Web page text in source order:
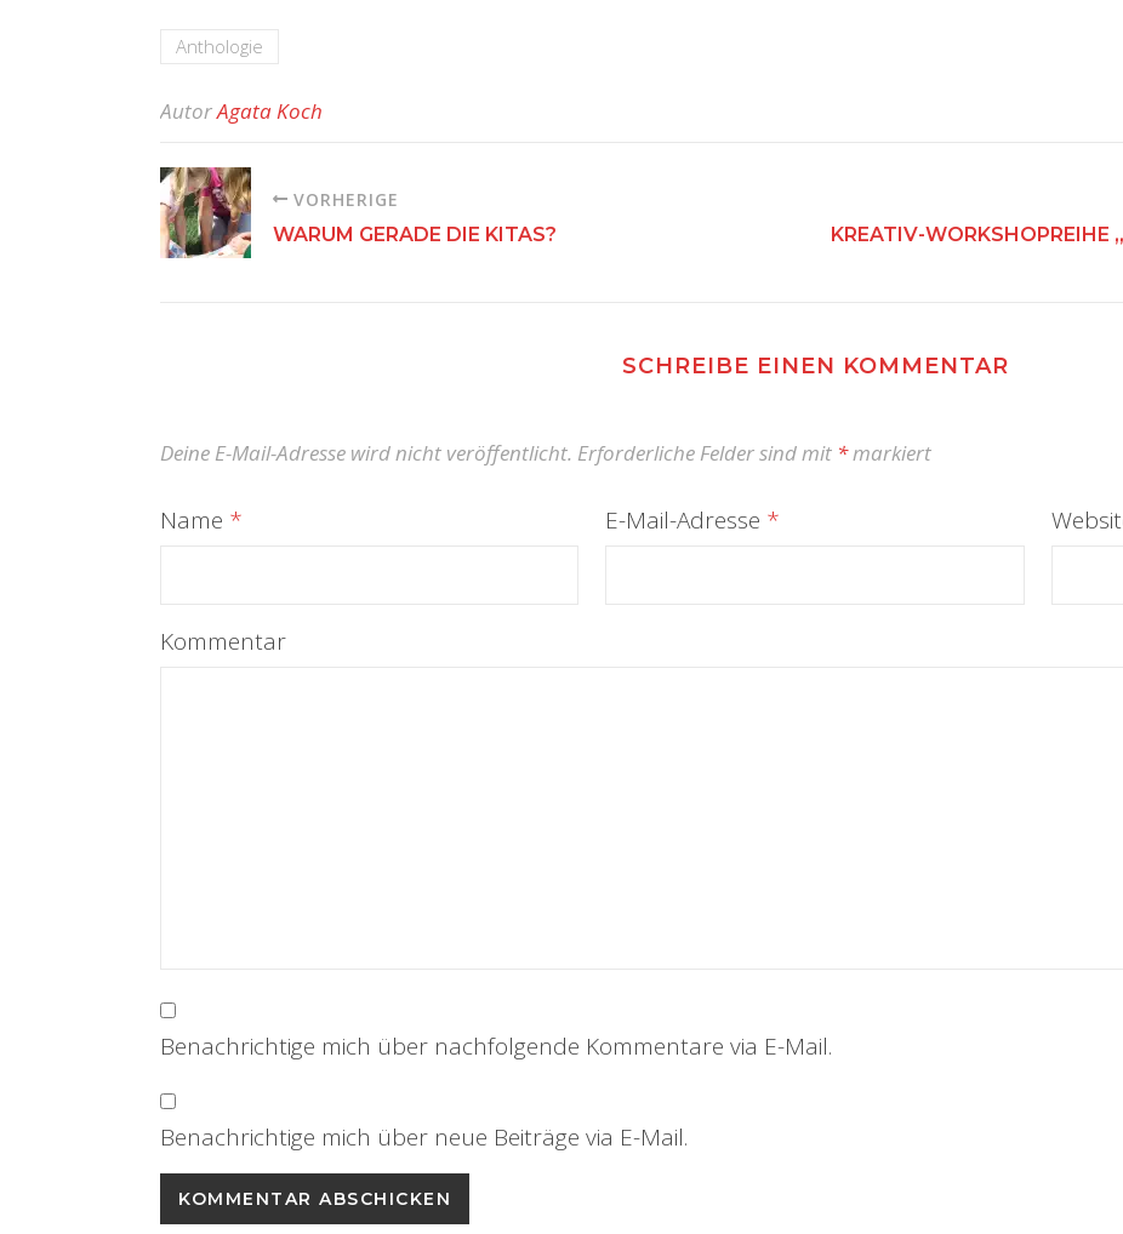
Anthologie
AutorAgata Koch
VORHERIGE
WARUM GERADE DIE KITAS?
KREATIV-WORKSHOPREIHE
SCHREIBE EINEN KOMMENTAR
Deine E-Mail-Adresse wird nicht veröffentlicht. Erforderliche Felder sind mit *markiert
Name * E-Mail-Adresse *
Kommentar
Benachrichtige mich über nachfolgende Kommentare via E-Mail.
Benachrichtige mich über neue Beiträge via E-Mail.